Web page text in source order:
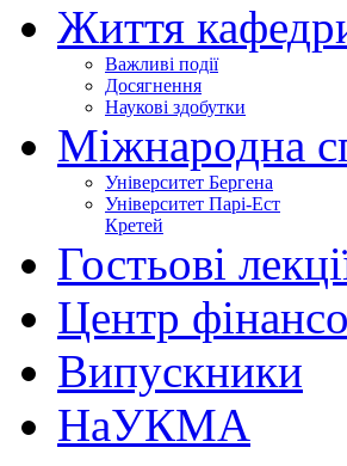
Життя
Важливі події
Досягнення
Наукові здобутки
Міжнародна
Університет Бергена
Університет Парі-Ест
Кретей
Гостьові
Центр
Випускники
НаУКМА